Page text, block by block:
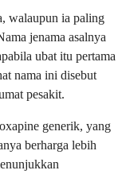
walaupun ia paling
jenama asalnya
ubat itu pertama
nama ini disebut
pesakit.
generik, yang
berharga lebih